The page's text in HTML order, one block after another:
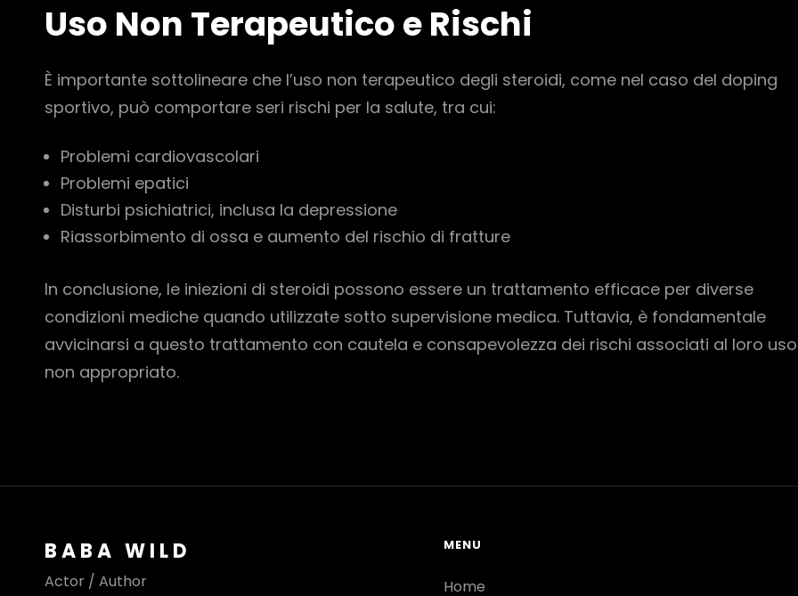
Uso Non Terapeutico e Rischi
È importante sottolineare che l’uso non terapeutico degli steroidi, come nel caso del doping
sportivo, può comportare seri rischi per la salute, tra cui:
Problemi cardiovascolari
Problemi epatici
Disturbi psichiatrici, inclusa la depressione
Riassorbimento di ossa e aumento del rischio di fratture
In conclusione, le iniezioni di steroidi possono essere un trattamento efficace per diverse
condizioni mediche quando utilizzate sotto supervisione medica. Tuttavia, è fondamentale
avvicinarsi a questo trattamento con cautela e consapevolezza dei rischi associati al loro uso
non appropriato.
BABA WILD
Actor / Author
MENU
Home